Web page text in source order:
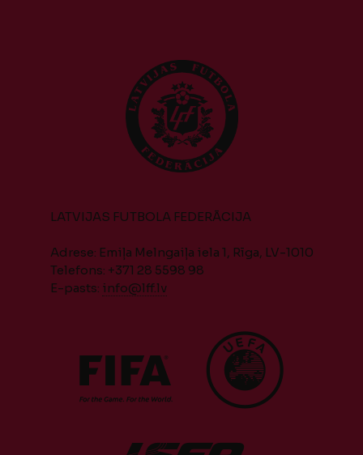
LATVIJAS FUTBOLA FEDERĀCIJA
Adrese: Emiļa Melngaiļa iela 1, Rīga, LV-1010
Telefons: +371 28 5598 98
E-pasts: info@lff.lv